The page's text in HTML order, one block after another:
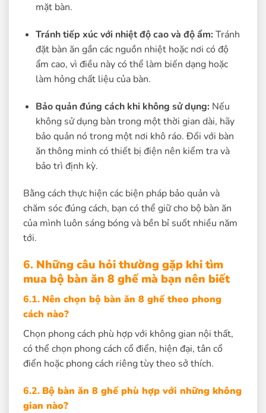
mặt bàn.
Tránh tiếp xúc với nhiệt độ cao và độ ẩm:Tránh
đặt bàn ăn gần các nguồn nhiệt hoặc nơi có độ
ẩm cao, vì điều này có thể làm biến dạng hoặc
làm hỏng chất liệu của bàn.
Bảo quản đúng cách khi không sử dụng:Nếu
không sử dụng bàn trong một thời gian dài, hãy
bảo quản nó trong một nơi khô ráo. Đối với bàn
ăn thông minh có thiết bị điện nên kiểm tra và
bảo trì định kỳ.
Bằng cách thực hiện các biện pháp bảo quản và
chăm sóc đúng cách, bạn có thể giữ cho bộ bàn ăn
của mình luôn sáng bóng và bền bỉ suốt nhiều năm
tới.
6. Những câu hỏi thường gặp khi tìm
mua bộ bàn ăn 8 ghế mà bạn nên biết
6.1. Nên chọn bộ bàn ăn 8 ghế theo phong
cách nào?
Chọn phong cách phù hợp với không gian nội thất,
có thể chọn phong cách cổ điển, hiện đại, tân cổ
điển hoặc phong cách riêng tùy theo sở thích.
6.2. Bộ bàn ăn 8 ghế phù hợp với những không
gian nào?